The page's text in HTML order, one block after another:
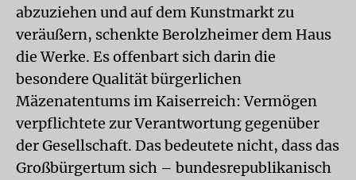
abzuziehen und auf dem Kunstmarkt zu
veräußern, schenkte Berolzheimer dem Haus
die Werke. Es offenbart sich darin die
besondere Qualität bürgerlichen
Mäzenatentums im Kaiserreich: Vermögen
verpflichtete zur Verantwortung gegenüber
der Gesellschaft. Das bedeutete nicht, dass das
Großbürgertum sich – bundesrepublikanisch